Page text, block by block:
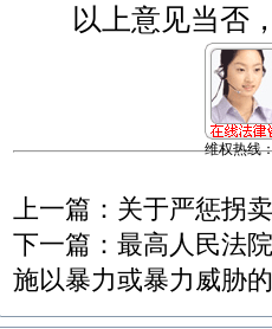
以上意见当否，
上一篇： 关于严惩拐
下一篇： 最高人民法
施以暴力或暴力威胁